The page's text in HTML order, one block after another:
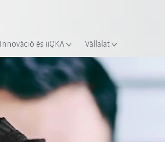
Innováció és iiQKA Vállalat